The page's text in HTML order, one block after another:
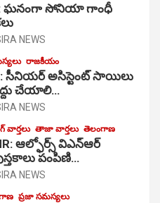
ఘ‌నంగా సోనియా గాంధీ
NEWS
రాజకీయం
సీనియర్ అసిస్టెంట్ సాయిలు
చేయాలి…
NEWS
వార్తలు తాజా వార్తలు తెలంగాణ
ఆల్ఫోర్స్ విఎన్ఆర్
పంపిణి…
NEWS
ప్రజా సమస్యలు